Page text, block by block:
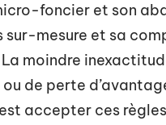
foncier et son
sur-mesure et sa
moindre
de perte
accepter ces